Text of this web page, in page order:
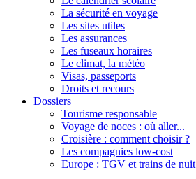
La sécurité en voyage
Les sites utiles
Les assurances
Les fuseaux horaires
Le climat, la météo
Visas, passeports
Droits et recours
Dossiers
Tourisme responsable
Voyage de noces : où aller...
Croisière : comment choisir ?
Les compagnies low-cost
Europe : TGV et trains de nuit